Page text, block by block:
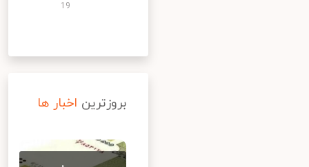
19
بروزترین اخبار ها